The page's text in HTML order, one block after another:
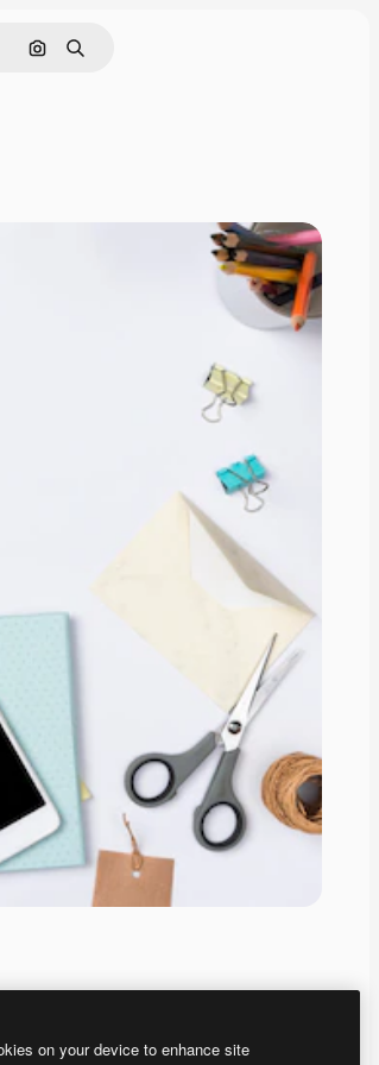
画像で検索
検索
on your device to enhance site